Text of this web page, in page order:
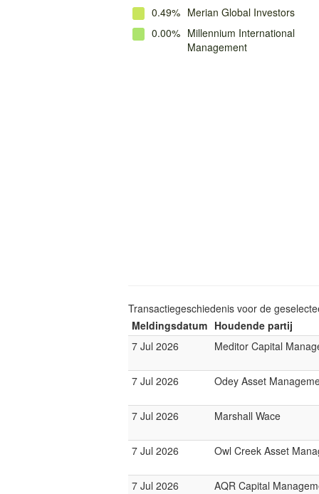
0.49% Merian Global Investors
0.00% Millennium International
Management
Transactiegeschiedenis voor de
Meldingsdatum Houdende partij
7 Jul 2026
Meditor Capital
7 Jul 2026 Odey Asset
7 Jul 2026 Marshall Wace
7 Jul 2026 Owl Creek Asset
7 Jul 2026 AQR Capital